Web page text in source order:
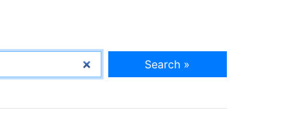
Search »